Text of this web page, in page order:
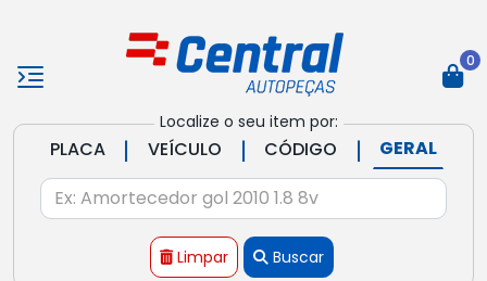
Localize o seu item por:
PLACA | VEÍCULO | CÓDIGO | GERAL
Limpar Buscar
0